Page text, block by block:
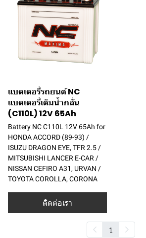
แบตเตอรี่รถยนต์ NC
แบตเตอรี่เติมน้ำกลั่น
(C110L) 12V 65Ah
Battery NC C110L 12V 65Ah for
HONDA ACCORD (89-93) /
ISUZU DRAGON EYE, TFR 2.5 /
MITSUBISHI LANCER E-CAR /
NISSAN CEFIRO A31, URVAN /
TOYOTA COROLLA, CORONA
ติดต่อเรา
1